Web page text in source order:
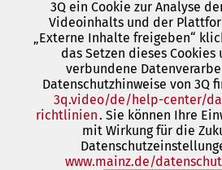
3Q ein Cookie zur Analyse
Videoinhalts und der
„Externe Inhalte freigeben“
das Setzen dieses
verbundene
Datenschutzhinweise von 3Q
3q.video/de/help-center/
richtlinien (Öffnet
in
einem
neuen
. Sie können Ihre
mit Wirkung für die
www.mainz.de/